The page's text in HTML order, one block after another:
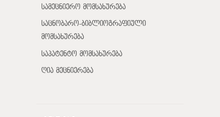
სამეცნიერო მომსახურება
საცნობარო-ბიბლიოგრაფიული
მომსახურება
საპატენტო მომსახურება
ღია მეცნიერება